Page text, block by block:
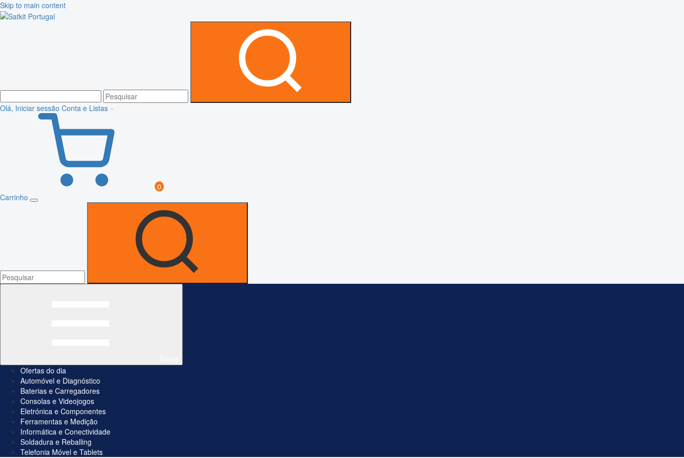
Skip to main content
Olá, Iniciar sessão Conta e Listas
0
Carrinho
Ofertas do dia
Automóvel e Diagnóstico
Baterias e Carregadores
Consolas e Videojogos
Eletrónica e Componentes
Ferramentas e Medição
Informática e Conectividade
Soldadura e Reballing
Telefonia Móvel e Tablets